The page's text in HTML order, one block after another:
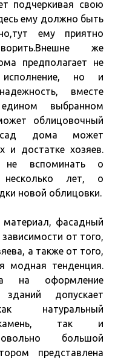
подчеркивая свою
ему должно быть
ему приятно
же
предполагает не
исполнение, но и
вместе
выбранном
облицовочный
дома может
и достатке хозяев.
не вспоминать о
несколько лет, о
новой облицовки.
фасадный
от того,
а также от того,
модная тенденция.
на оформление
допускает
натуральный
камень, так и
большой
представлена